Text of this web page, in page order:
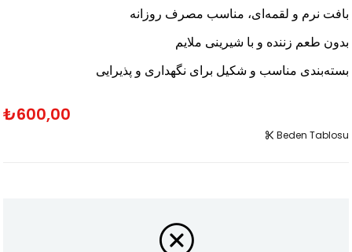
بافت نرم و لقمه‌ای، مناسب مصرف روزانه
بدون طعم زننده و با شیرینی ملایم
بسته‌بندی مناسب و شکیل برای نگهداری و پذیرایی
₺600,00
Beden Tablosu